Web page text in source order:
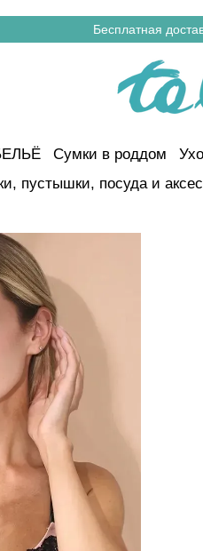
Бесплатная
Сумки в роддом
пустышки, посуда и